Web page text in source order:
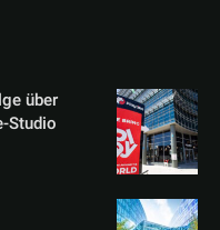
über
Studio